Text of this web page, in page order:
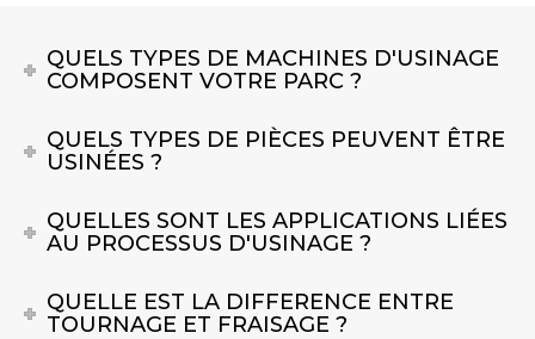
QUELS TYPES DE MACHINES D'USINAGE
COMPOSENT VOTRE PARC ?
QUELS TYPES DE PIÈCES PEUVENT ÊTRE
USINÉES ?
QUELLES SONT LES APPLICATIONS LIÉES
AU PROCESSUS D'USINAGE ?
QUELLE EST LA DIFFERENCE ENTRE
TOURNAGE ET FRAISAGE ?